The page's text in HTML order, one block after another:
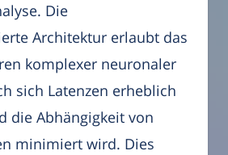
Die
Architektur erlaubt das
komplexer neuronaler
sich Latenzen erheblich
die Abhängigkeit von
minimiert wird. Dies